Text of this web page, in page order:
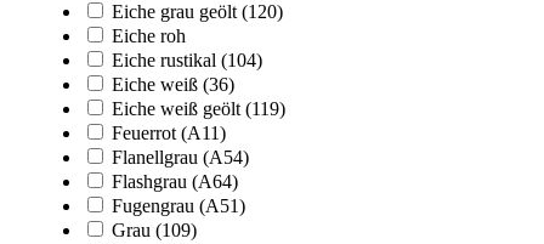
Eiche grau geölt (120)
Eiche roh
Eiche rustikal (104)
Eiche weiß (36)
Eiche weiß geölt (119)
Feuerrot (A11)
Flanellgrau (A54)
Flashgrau (A64)
Fugengrau (A51)
Grau (109)